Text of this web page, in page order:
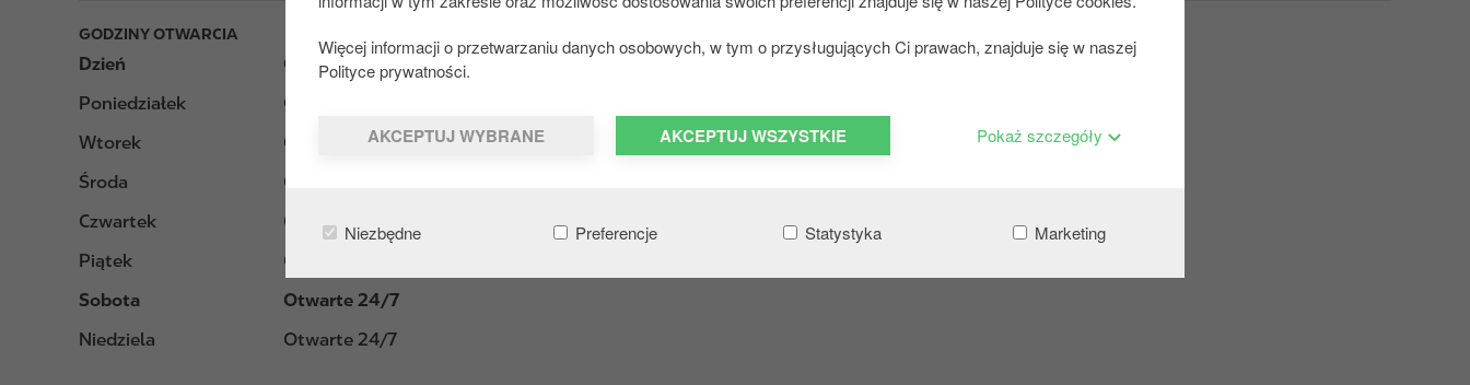
Więcej informacji o przetwarzaniu danych osobowych, w tym o przysługujących Ci prawach, znajduje się w naszej
Polityce prywatności.
AKCEPTUJ WYBRANE AKCEPTUJ WSZYSTKIE Pokaż szczegóły
Niezbędne Preferencje Statystyka Marketing
GODZINY OTWARCIA
Dzień
Opening hours
Poniedziałek
Otwarte 24/7
Wtorek
Otwarte 24/7
Środa
Otwarte 24/7
Czwartek
Otwarte 24/7
Piątek
Otwarte 24/7
Sobota
Otwarte 24/7
Niedziela
Otwarte 24/7